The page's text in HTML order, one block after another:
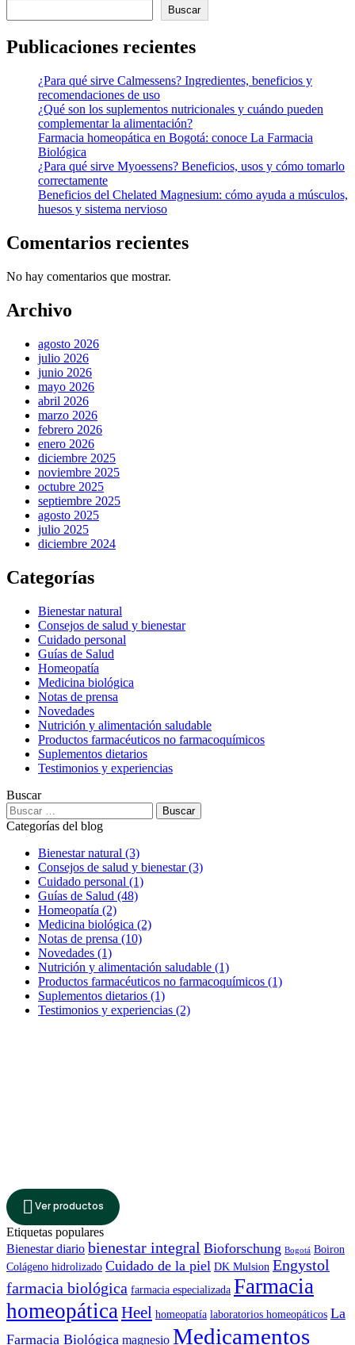
Buscar
Publicaciones recientes
¿Para qué sirve Calmessens? Ingredientes, beneficios y
recomendaciones de uso
¿Qué son los suplementos nutricionales y cuándo pueden
complementar la alimentación?
Farmacia homeopática en Bogotá: conoce La Farmacia
Biológica
¿Para qué sirve Myoessens? Beneficios, usos y cómo tomarlo
correctamente
Beneficios del Chelated Magnesium: cómo ayuda a músculos,
huesos y sistema nervioso
Comentarios recientes
No hay comentarios que mostrar.
Archivo
agosto 2026
julio 2026
junio 2026
mayo 2026
abril 2026
marzo 2026
febrero 2026
enero 2026
diciembre 2025
noviembre 2025
octubre 2025
septiembre 2025
agosto 2025
julio 2025
diciembre 2024
Categorías
Bienestar natural
Consejos de salud y bienestar
Cuidado personal
Guías de Salud
Homeopatía
Medicina biológica
Notas de prensa
Novedades
Nutrición y alimentación saludable
Productos farmacéuticos no farmacoquímicos
Suplementos dietarios
Testimonios y experiencias
Buscar
Buscar:
Categorías del blog
Bienestar natural (3)
Consejos de salud y bienestar (3)
Cuidado personal (1)
Guías de Salud (48)
Homeopatía (2)
Medicina biológica (2)
Notas de prensa (10)
Novedades (1)
Nutrición y alimentación saludable (1)
Productos farmacéuticos no farmacoquímicos (1)
Suplementos dietarios (1)
Testimonios y experiencias (2)
Ver productos
Etiquetas populares
Bienestar diario bienestar integral Bioforschung Bogotá Boiron
Colágeno hidrolizado Cuidado de la piel DK Mulsion Engystol
farmacia biológica farmacia especializada Farmacia
homeopáticaHeel homeopatía laboratorios homeopáticos La
Farmacia Biológica magnesio Medicamentos